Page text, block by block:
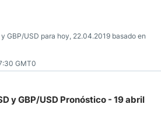
GBP/USD para hoy, 22.04.2019 basado en
GMT0
y GBP/USD Pronóstico - 19 abril